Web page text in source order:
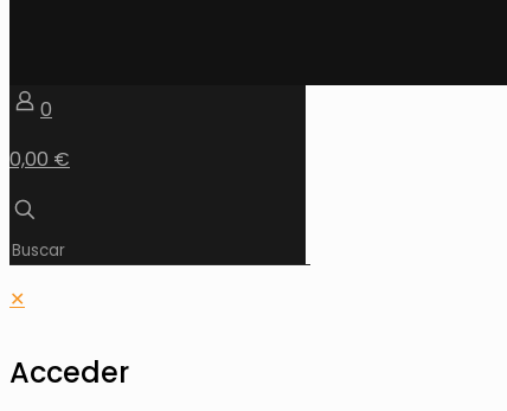
0
0,00 €
✕
Acceder